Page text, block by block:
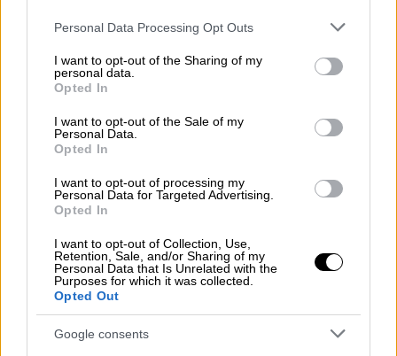
Please note that this website/app uses one or more Google
not limited to your visit or usage behaviour. You may click to
grant or deny consent to Google and its third-party tags to
use your data for below specified purposes in below Google
consent section.
Personal Data Processing Opt Outs
I want to opt-out of the Sharing of my
personal data.
Opted In
I want to opt-out of the Sale of my
Personal Data.
Opted In
I want to opt-out of processing my
Personal Data for Targeted Advertising.
Opted In
I want to opt-out of Collection, Use,
Retention, Sale, and/or Sharing of my
Personal Data that Is Unrelated with the
Purposes for which it was collected.
Opted Out
Google consents
Πολιτική|31.01.2024 13:50
Στους «Πράσινους» προσχώρησε ο
Πέτρος Κόκκαλης - Το μήνυμά του
«Οφείλουμε στη νεολαία και στο μέλλον της
Ελλάδας να αναλάβουμε τολμηρές ενέργειες
και να οικοδομήσουμε έναν πιο βιώσιμο
κόσμο», τόνισε ο κ. Κόκκαλης